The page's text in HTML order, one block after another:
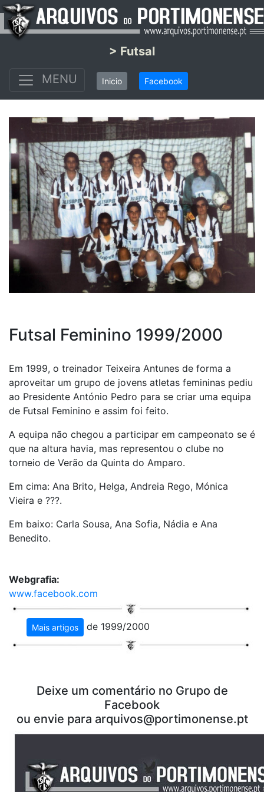
> Futsal
MENU
Inicio Facebook
Futsal Feminino 1999/2000
Em 1999, o treinador Teixeira Antunes de forma a
aproveitar um grupo de jovens atletas femininas pediu
ao Presidente António Pedro para se criar uma equipa
de Futsal Feminino e assim foi feito.
A equipa não chegou a participar em campeonato se é
que na altura havia, mas representou o clube no
torneio de Verão da Quinta do Amparo.
Em cima: Ana Brito, Helga, Andreia Rego, Mónica
Vieira e ???.
Em baixo: Carla Sousa, Ana Sofia, Nádia e Ana
Benedito.
Webgrafia:
www.facebook.com
Mais artigos de 1999/2000
Deixe um comentário no Grupo de
Facebook
ou envie para arquivos@portimonense.pt